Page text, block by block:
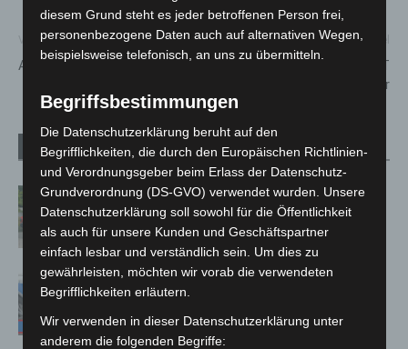
Vorheriger Artikel
Antimaterie in Bewegung
Nächster Artikel
Rekordbesucher auf secIT
2026 in Hannover
Verwandte Artikel Mehr vom Autor
Region Hannover: 21 neue
Notfallsanitäter starten beim Roten
Kreuz
Mann läuft mit Hockeyschläger über
diesem Grund steht es jeder betroffenen Person frei,
personenbezogene Daten auch auf alternativen Wegen,
beispielsweise telefonisch, an uns zu übermitteln.
Begriffsbestimmungen
Die Datenschutzerklärung beruht auf den
Begrifflichkeiten, die durch den Europäischen Richtlinien-
und Verordnungsgeber beim Erlass der Datenschutz-
Grundverordnung (DS-GVO) verwendet wurden. Unsere
Datenschutzerklärung soll sowohl für die Öffentlichkeit
als auch für unsere Kunden und Geschäftspartner
einfach lesbar und verständlich sein. Um dies zu
gewährleisten, möchten wir vorab die verwendeten
Begrifflichkeiten erläutern.
Wir verwenden in dieser Datenschutzerklärung unter
anderem die folgenden Begriffe: